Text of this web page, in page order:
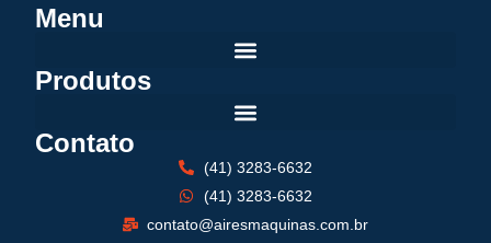
Menu
Produtos
Contato
(41) 3283-6632
(41) 3283-6632
contato@airesmaquinas.com.br